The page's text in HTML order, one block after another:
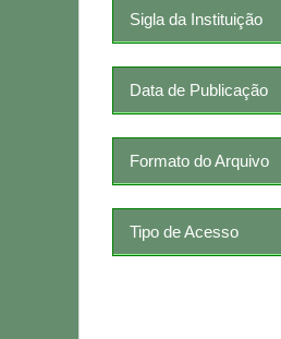
Sigla da Instituição
Data de Publicação
Formato do Arquivo
Tipo de Acesso